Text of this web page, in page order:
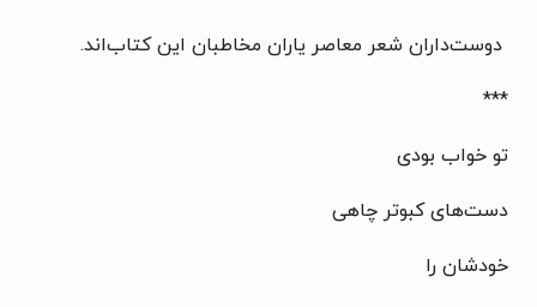
دوست‌داران شعر معاصر یاران مخاطبان این کتاب‌اند.
***
تو خواب بودی
دست‌های کبوتر چاهی
خودشان را